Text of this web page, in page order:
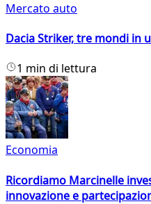
Mercato auto
Dacia Striker, tre mondi in
1 min di lettura
Economia
Ricordiamo Marcinelle
innovazione e